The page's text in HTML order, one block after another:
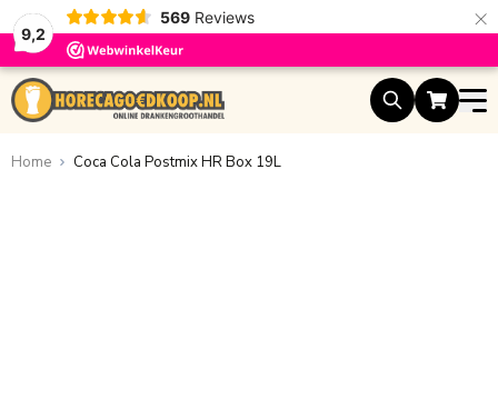
9,2
569 Reviews ×
Ga naar de inhoud
Home Coca Cola Postmix HR Box 19L